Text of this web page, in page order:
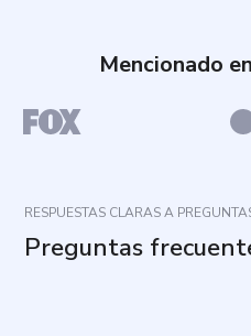
Mencionado
RESPUESTAS CLARAS A
Preguntas